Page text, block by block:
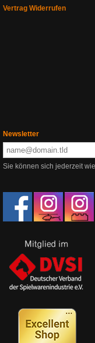
Vertrag Widerrufen
Newsletter
Sie können sich jederzeit